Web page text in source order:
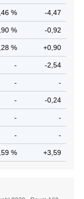
% -4,47
% -0,92
% +0,90
- -2,54
- -
- -0,24
- -
- -
% +3,59